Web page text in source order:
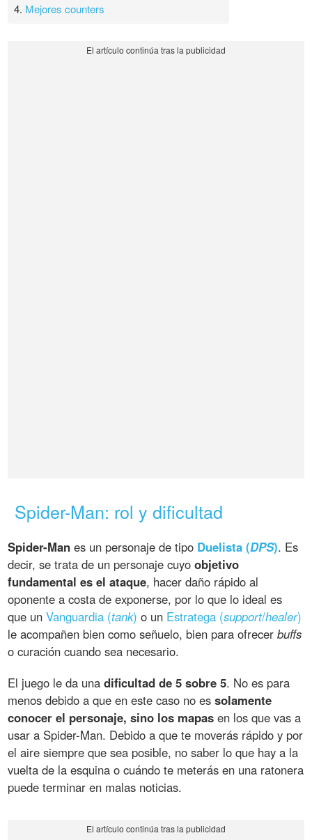
4. Mejores counters
Spider-Man: rol y dificultad
Spider-Man es un personaje de tipo Duelista (DPS). Es
decir, se trata de un personaje cuyoobjetivo
fundamental es el ataque, hacer daño rápido al
oponente a costa de exponerse, por lo que lo ideal es
que unVanguardia (tank) o un Estratega (support/healer)
le acompañen bien como señuelo, bien para ofrecerbuffs
o curación cuando sea necesario.
El juego le da unadificultad de 5 sobre 5. No es para
menos debido a que en este caso no essolamente
conocer el personaje, sino los mapas en los que vas a
usar a Spider-Man. Debido a que te moverás rápido y por
el aire siempre que sea posible, no saber lo que hay a la
vuelta de la esquina o cuándo te meterás en una ratonera
puede terminar en malas noticias.